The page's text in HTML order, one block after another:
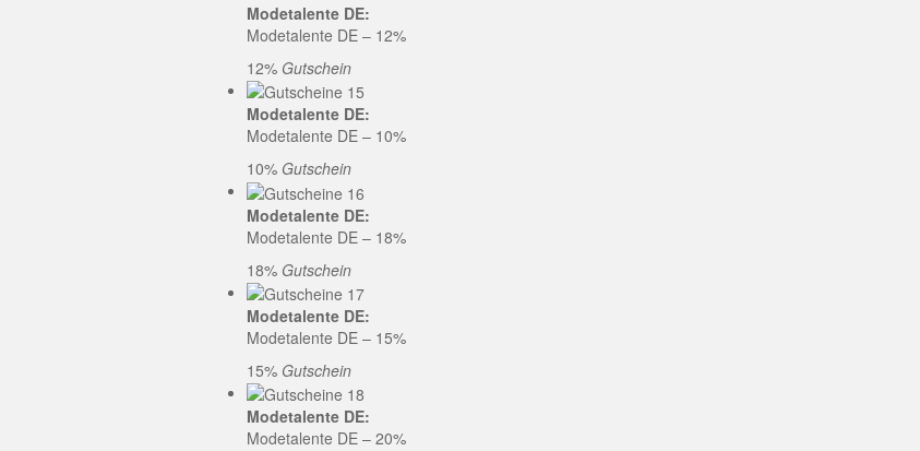
Modetalente DE:
Modetalente DE – 12%
12% Gutschein
Modetalente DE:
Modetalente DE – 10%
10% Gutschein
Modetalente DE:
Modetalente DE – 18%
18% Gutschein
Modetalente DE:
Modetalente DE – 15%
15% Gutschein
Modetalente DE:
Modetalente DE – 20%